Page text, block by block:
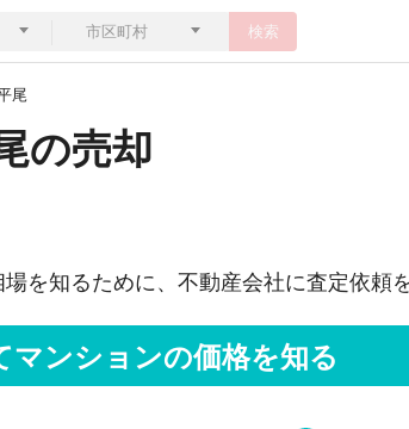
検索
尾
の売却
を知るために、不動産会社に査定依頼
マンションの価格を知る